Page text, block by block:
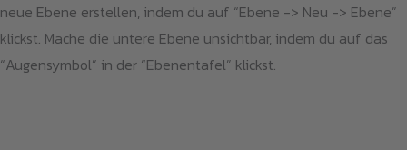
neue Ebene erstellen, indem du auf “Ebene -> Neu -> Ebene”
klickst. Mache die untere Ebene unsichtbar, indem du auf das
“Augensymbol” in der “Ebenentafel” klickst.